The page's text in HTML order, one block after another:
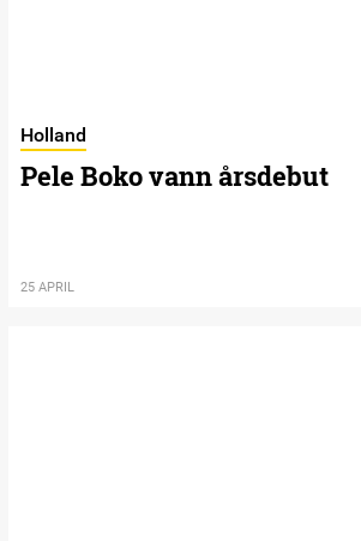
Holland
Pele Boko vann årsdebut
25 APRIL